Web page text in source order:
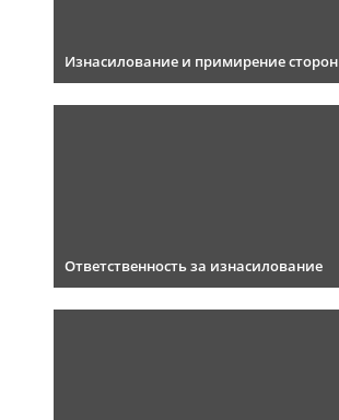
Изнасилование и примирение сторон
Ответственность за изнасилование